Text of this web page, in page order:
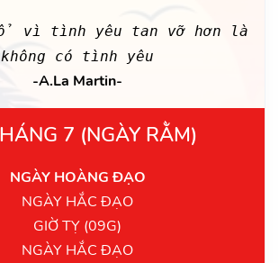
vì tình yêu tan vỡ hơn là
không có tình yêu
-A.La Martin-
7 (NGÀY RẰM)
NGÀY HOÀNG ĐẠO
NGÀY HẮC ĐẠO
GIỜ TỴ (09G)
NGÀY HẮC ĐẠO